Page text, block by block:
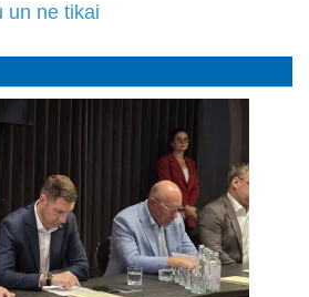
un ne tikai